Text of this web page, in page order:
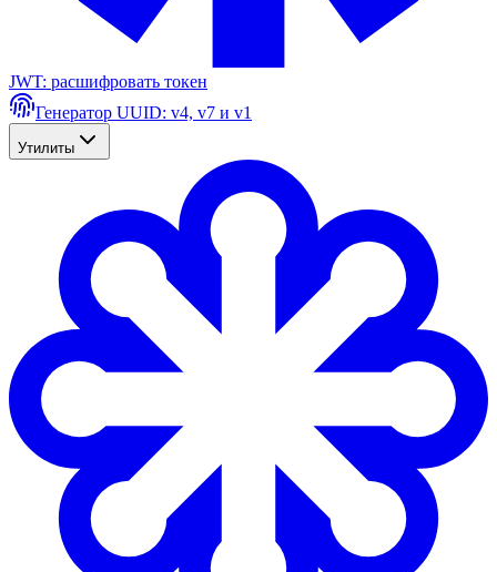
JWT: расшифровать токен
Генератор UUID: v4, v7 и v1
Утилиты